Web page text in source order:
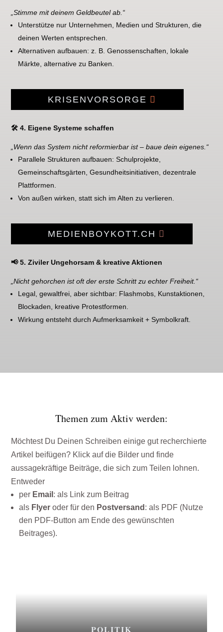
„Stimme mit deinem Geldbeutel ab.“
Unterstütze nur Unternehmen, Medien und Strukturen, die
deinen Werten entsprechen.
Alternativen aufbauen: z. B. Genossenschaften, lokale
Märkte, alternative zu Banken.
KRISENVORSORGE
🛠 4. Eigene Systeme schaffen
„Wenn das System nicht reformierbar ist – baue dein eigenes.“
Parallele Strukturen aufbauen: Schulprojekte,
Gemeinschaftsgärten, Gesundheitsinitiativen, dezentrale
Plattformen.
Von außen wirken, statt sich im Alten zu verlieren.
MEDIENBOYKOTT.CH
📢 5. Ziviler Ungehorsam & kreative Aktionen
„Nicht gehorchen ist oft der erste Schritt zu echter Freiheit.“
Legal, gewaltfrei, aber sichtbar: Flashmobs, Kunstaktionen,
Blockaden, kreative Protestformen.
Wirkung entsteht durch Aufmerksamkeit + Symbolkraft.
Themen zum Aktiv werden:
Möchtest Du Deinen Schreiben einige gut recherchierte
Artikel beifügen? Klick auf die Bilder und finde
aussagekräftige Beiträge, die sich zum Teilen lohnen.
Entweder
per Email : als Link zum Beitrag
als Flyer oder für den Postversand : als PDF (Nutze
den PDF-Button am Ende des gewünschten
Beitrages).
POLITIK